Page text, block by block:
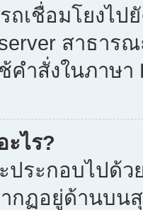
เชื่อมโยงไป
สาธาร
คำสั่งในภาษ
ะไร?
ประกอบไปด้
กฏอยู่ด้านบน